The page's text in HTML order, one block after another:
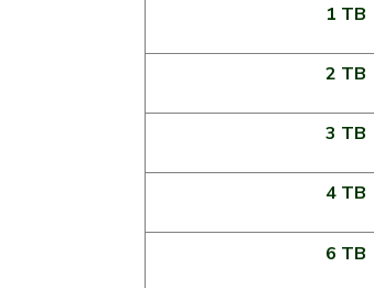
1 TB
2 TB
3 TB
4 TB
6 TB